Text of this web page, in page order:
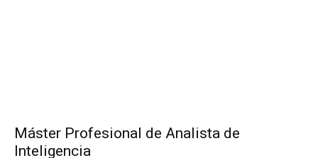
Máster Profesional de Analista de
Inteligencia